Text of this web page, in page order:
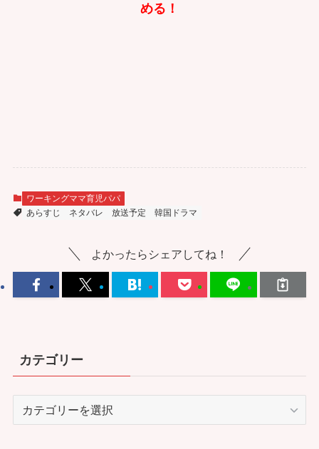
める！
ワーキングママ育児パパ
あらすじ
ネタバレ 放送予定 韓国ドラマ
よかったらシェアしてね！
カテゴリー